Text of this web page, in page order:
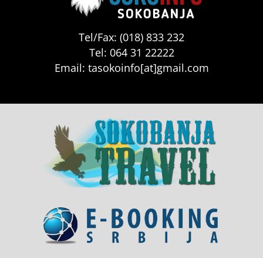
Tel/Fax: (018) 833 232
Tel: 064 31 22222
Email: tasokoinfo[at]gmail.com